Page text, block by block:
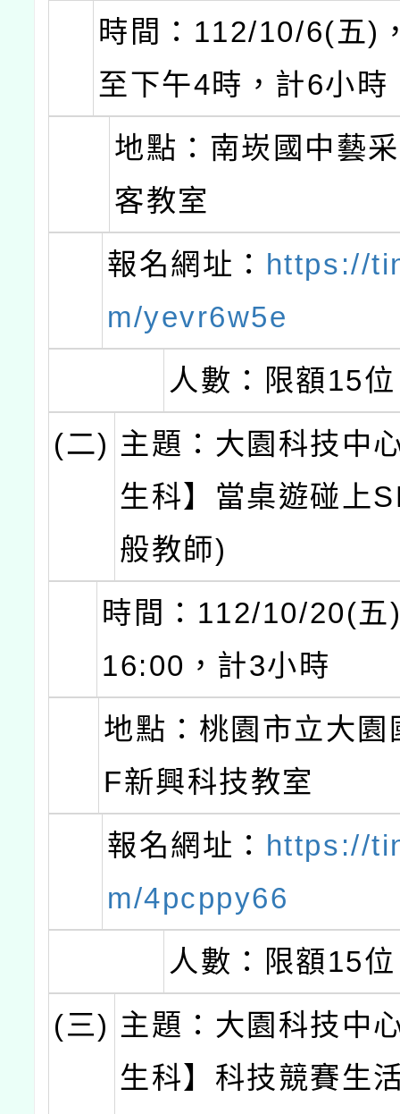
時間：112/10/6(五)
至下午4時，計6小時
地點：南崁國中藝
客教室
報名網址： https://
m/yevr6w5e
人數：限額15位
(二) 主題：大園科技中
生科】當桌遊碰上
般教師)
時間：112/10/20(
16:00，計3小時
地點：桃園市立大園
F新興科技教室
報名網址： https://
m/4pcppy66
人數：限額15位
(三) 主題：大園科技中
生科】科技競賽生